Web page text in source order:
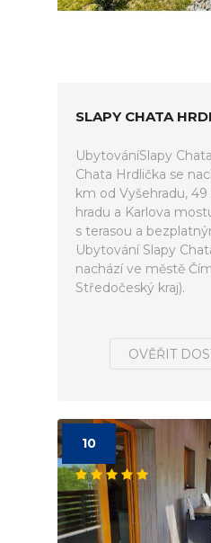
SLAPY CHATA
UbytováníSlapy
Chata Hrdlička se
km od Vyšehradu,
hradu a Karlova
s terasou a
Ubytování Slapy
nachází ve městě
Středočeský kraj).
OVĚŘIT
10